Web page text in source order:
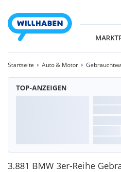
Startseite Auto & Motor
TOP-ANZEIGEN
3.881 BMW 3er-Reihe